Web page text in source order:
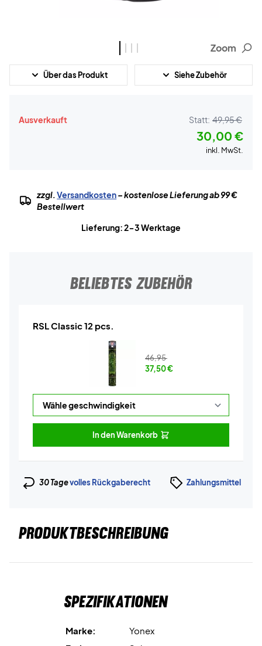
Zoom
Über das Produkt Siehe Zubehör
Ausverkauft Statt: 49,95 €
30,00 €
inkl. MwSt.
zzgl.Versandkosten– kostenlose Lieferung ab 99 €
Bestellwert
Lieferung: 2-3 Werktage
BELIEBTES ZUBEHÖR
RSL Classic 12 pcs.
46,95
37,50€
In den Warenkorb
30 Tagevolles Rückgaberecht Zahlungsmittel
PRODUKTBESCHREIBUNG
Spezifikationen
Marke:
Yonex